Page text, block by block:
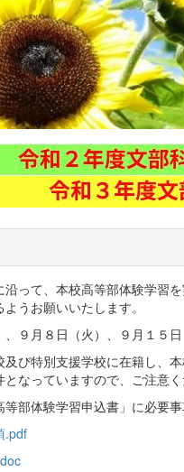
って、本校高等部体験学習
ようお願いいたします。
９月８日（火）、９月１５日
特別支援学校に在籍し、
なっていますので、ご注意く
体験学習申込書」に必要
.pdf